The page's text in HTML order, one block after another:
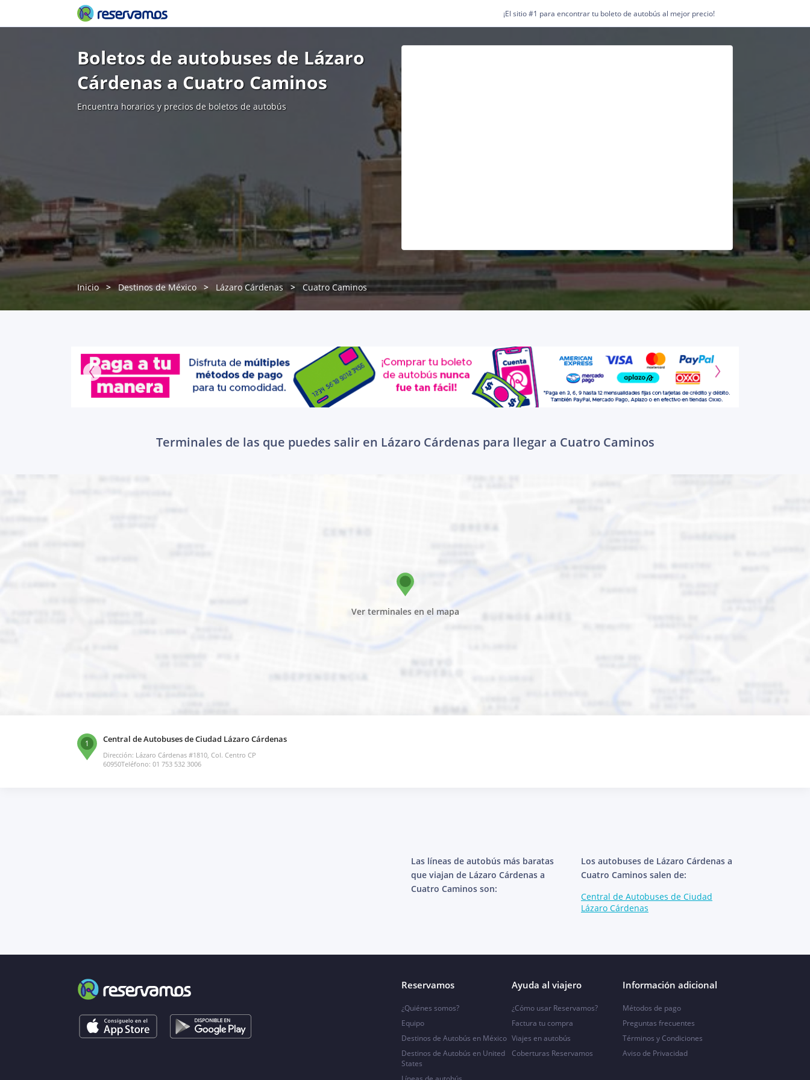
¡El sitio #1 para encontrar tu boleto de autobús al mejor precio!
Boletos de autobuses de Lázaro
Cárdenas a Cuatro Caminos
Encuentra horarios y precios de boletos de autobús
Inicio Destinos de México Lázaro Cárdenas Cuatro Caminos
Terminales de las que puedes salir en Lázaro Cárdenas para llegar a Cuatro Caminos
Ver terminales en el mapa
1 Central de Autobuses de Ciudad Lázaro Cárdenas
Dirección: Lázaro Cárdenas #1810, Col. Centro CP
60950Teléfono: 01 753 532 3006
Las líneas de autobús más baratas
que viajan de Lázaro Cárdenas a
Cuatro Caminos son:
Los autobuses de Lázaro Cárdenas a
Cuatro Caminos salen de:
Central de Autobuses de Ciudad
Lázaro Cárdenas
Reservamos
¿Quiénes somos?
Equipo
Destinos de Autobús en México
Destinos de Autobús en United
States
Ayuda al viajero
¿Cómo usar Reservamos?
Factura tu compra
Viajes en autobús
Coberturas Reservamos
Información adicional
Métodos de pago
Preguntas frecuentes
Términos y Condiciones
Aviso de Privacidad